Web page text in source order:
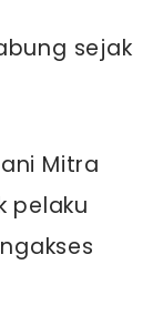
sejak
Mitra
pelaku